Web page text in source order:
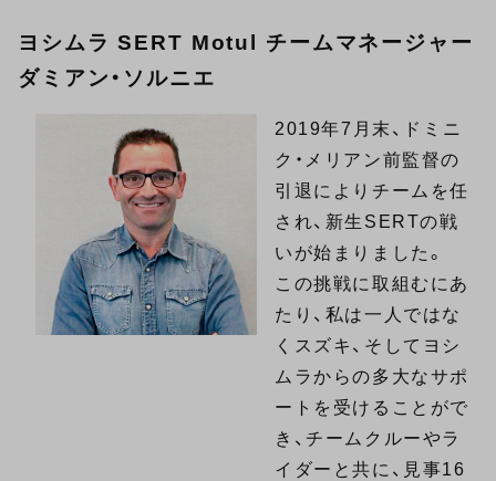
ヨシムラ SERT Motul チームマネージャー
ダミアン・ソルニエ
2019年7月末、ドミニ
ク・メリアン前監督の
引退によりチームを任
され、新生SERTの戦
いが始まりました。
この挑戦に取組むにあ
たり、私は一人ではな
くスズキ、そしてヨシ
ムラからの多大なサポ
ートを受けることがで
き、チームクルーやラ
イダーと共に、見事16